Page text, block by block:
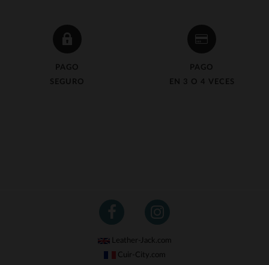
PAGO
SEGURO
PAGO
EN 3 O 4 VECES
Leather-Jack.com
Cuir-City.com